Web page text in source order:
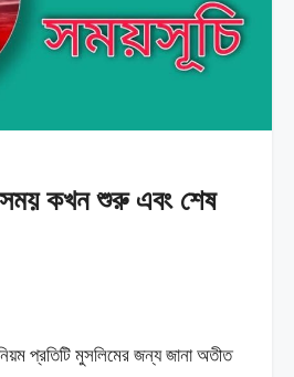
সময় কখন শুরু এবং শেষ
প্রতিটি মুসলিমের জন্য জানা অতীত